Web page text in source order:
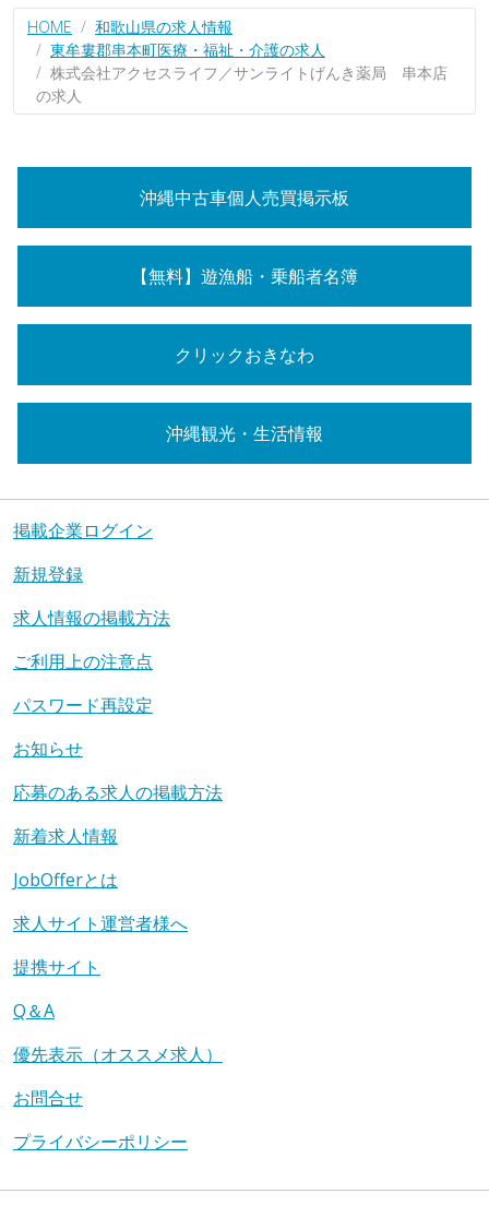
HOME
和歌山県の求人情報
東牟婁郡串本町医療・福祉・介護の求人
株式会社アクセスライフ／サンライトげんき薬局 串本店
の求人
沖縄中古車個人売買掲示板
【無料】遊漁船・乗船者名簿
クリックおきなわ
沖縄観光・生活情報
掲載企業ログイン
新規登録
求人情報の掲載方法
ご利用上の注意点
パスワード再設定
お知らせ
応募のある求人の掲載方法
新着求人情報
JobOfferとは
求人サイト運営者様へ
提携サイト
Q＆A
優先表示（オススメ求人）
お問合せ
プライバシーポリシー